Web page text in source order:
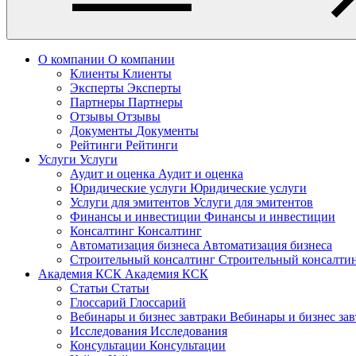
О компании О компании
Клиенты Клиенты
Эксперты Эксперты
Партнеры Партнеры
Отзывы Отзывы
Документы Документы
Рейтинги Рейтинги
Услуги Услуги
Аудит и оценка Аудит и оценка
Юридические услуги Юридические услуги
Услуги для эмитентов Услуги для эмитентов
Финансы и инвестиции Финансы и инвестиции
Консалтинг Консалтинг
Автоматизация бизнеса Автоматизация бизнеса
Строительный консалтинг Строительный
Академия КСК Академия КСК
Статьи Статьи
Глоссарий Глоссарий
Вебинары и бизнес завтраки Вебинары и бизнес
Исследования Исследования
Консультации Консультации